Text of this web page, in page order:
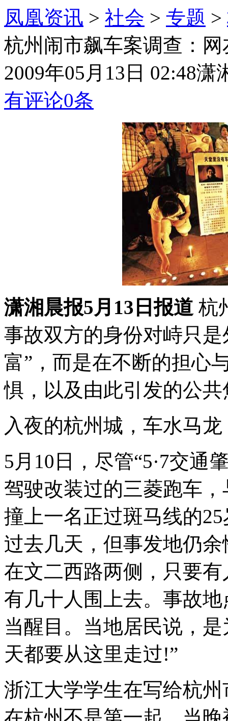
凤凰资讯 > 社会 > 专题 >
杭州闹市飙车案调查：
2009年05月13日 02:48潇
有评论0条
潇湘晨报5月13日报道 杭
事故双方的身份对峙只
富”，而是在不断的担心
惧，以及由此引发的公共
入夜的杭州城，车水马
5月10日，尽管“5·7交通
驾驶改装过的三菱跑车
撞上一名正过斑马线的
过去几天，但事发地仍
在文二西路两侧，只要
有几十人围上去。事故
当醒目。当地居民说，
天都要从这里走过!”
浙江大学学生在写给杭